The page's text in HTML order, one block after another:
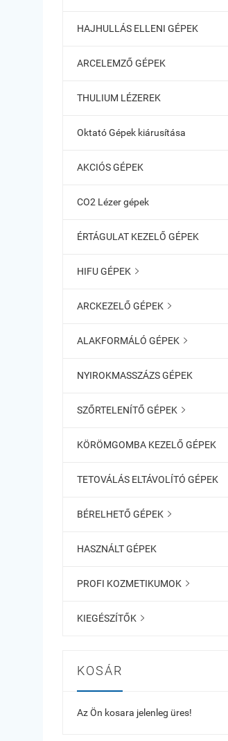
HAJHULLÁS ELLENI GÉPEK
ARCELEMZŐ GÉPEK
THULIUM LÉZEREK
Oktató Gépek kiárusítása
AKCIÓS GÉPEK
CO2 Lézer gépek
ÉRTÁGULAT KEZELŐ GÉPEK
HIFU GÉPEK 
ARCKEZELŐ GÉPEK 
ALAKFORMÁLÓ GÉPEK 
NYIROKMASSZÁZS GÉPEK
SZŐRTELENÍTŐ GÉPEK 
KÖRÖMGOMBA KEZELŐ GÉPEK
TETOVÁLÁS ELTÁVOLÍTÓ GÉPEK
BÉRELHETŐ GÉPEK 
HASZNÁLT GÉPEK
PROFI KOZMETIKUMOK 
KIEGÉSZÍTŐK 
KOSÁR
Az Ön kosara jelenleg üres!